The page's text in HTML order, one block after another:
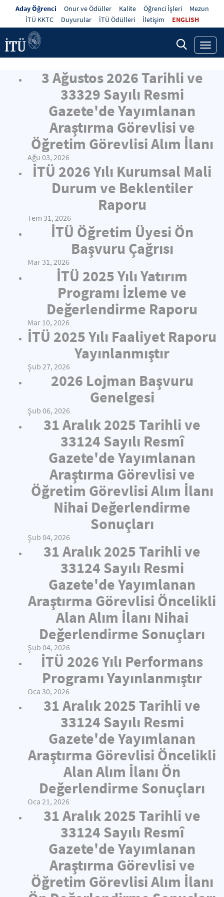
Aday Öğrenci Onur ve Ödüller Kalite Öğrenci İşleri
Mezun
İTÜ KKTC
Duyurular İTÜ Ödülleri İletişim ENGLISH
3 Ağustos 2026 Tarihli ve
33329 Sayılı Resmi
Gazete'de Yayımlanan
Araştırma Görevlisi ve
Öğretim Görevlisi Alım İlanı
Ağu 03, 2026
İTÜ 2026 Yılı Kurumsal Mali
Durum ve Beklentiler
Raporu
Tem 31, 2026
İTÜ Öğretim Üyesi Ön
Başvuru Çağrısı
Mar 31, 2026
İTÜ 2025 Yılı Yatırım
Programı İzleme ve
Değerlendirme Raporu
Mar 10, 2026
İTÜ 2025 Yılı Faaliyet Raporu
Yayınlanmıştır
Şub 27, 2026
2026 Lojman Başvuru
Genelgesi
Şub 06, 2026
31 Aralık 2025 Tarihli ve
33124 Sayılı Resmî
Gazete'de Yayımlanan
Araştırma Görevlisi ve
Öğretim Görevlisi Alım İlanı
Nihai Değerlendirme
Sonuçları
Şub 04, 2026
31 Aralık 2025 Tarihli ve
33124 Sayılı Resmi
Gazete'de Yayımlanan
Araştırma Görevlisi Öncelikli
Alan Alım İlanı Nihai
Değerlendirme Sonuçları
Şub 04, 2026
İTÜ 2026 Yılı Performans
Programı Yayınlanmıştır
Oca 30, 2026
31 Aralık 2025 Tarihli ve
33124 Sayılı Resmi
Gazete'de Yayımlanan
Araştırma Görevlisi Öncelikli
Alan Alım İlanı Ön
Değerlendirme Sonuçları
Oca 21, 2026
31 Aralık 2025 Tarihli ve
33124 Sayılı Resmî
Gazete'de Yayımlanan
Araştırma Görevlisi ve
Öğretim Görevlisi Alım İlanı